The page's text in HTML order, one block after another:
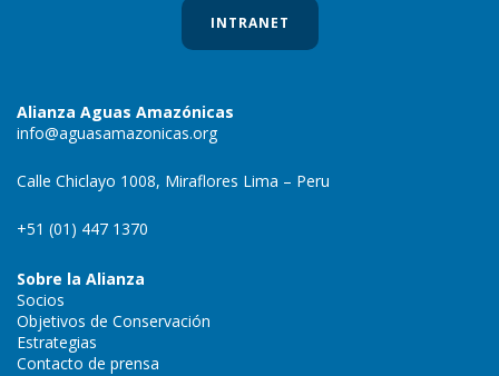
INTRANET
Alianza Aguas Amazónicas
info@aguasamazonicas.org
Calle Chiclayo 1008, Miraflores Lima – Peru
+51 (01) 447 1370
Sobre la Alianza
Socios
Objetivos de Conservación
Estrategias
Contacto de prensa